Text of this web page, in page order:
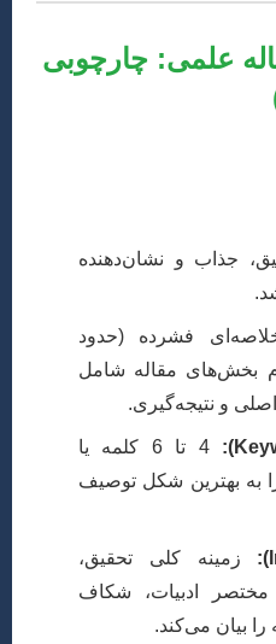
علمی: چارچوبی
جذاب و نشان‌دهنده
فشرده (حدود
تمام بخش‌های مقاله شامل
و نتیجه‌گیری.
4 تا 6 کلمه یا
به بهترین شکل توصیف
زمینه کلی تحقیق،
مختصر ادبیات، شکاف
بیان می‌کند.